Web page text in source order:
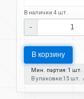
В наличии 4 шт.
-
В корзину
Мин. партия: 1 шт.
В упаковке:15 шт.